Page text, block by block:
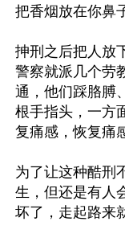
把香烟放在你鼻
抻刑之后把人放
警察就派几个劳
通，他们踩胳膊
根手指头，一方
复痛感，恢复痛
为了让这种酷刑
生，但还是有人
坏了，走起路来